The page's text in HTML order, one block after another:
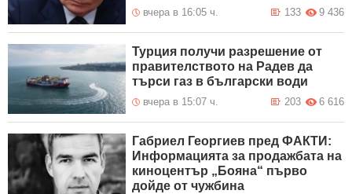
вчера в 16:05 ч. 9 436
133
Турция получи разрешение от
правителството на Радев да
търси газ в български води
вчера в 15:07 ч. 6 616
203
Габриел Георгиев пред ФАКТИ:
Информацията за продажбата на
киноцентър „Бояна“ първо
дойде от чужбина